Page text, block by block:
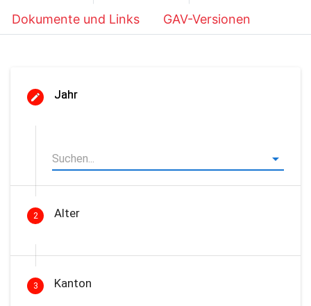
Dokumente und Links GAV-Versionen
Jahr
2 Alter
3 Kanton